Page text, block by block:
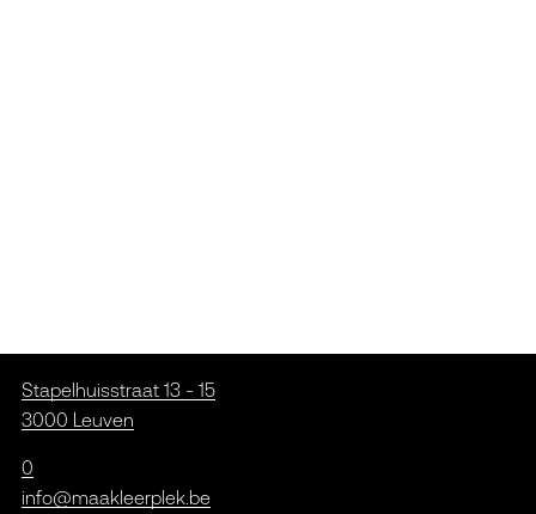
Stapelhuisstraat 13 - 15
3000 Leuven
0
info@maakleerplek.be